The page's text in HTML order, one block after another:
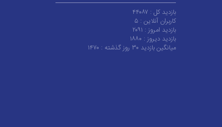
بازدید کل : ۴۴۰۸۷
کاربران آنلاین :۵
بازدید امروز : ۲۰۹۱
بازدید دیروز : ۱۸۸۰
میانگین بازدید ۳۰ روز گذشته :
۱۴۷۰